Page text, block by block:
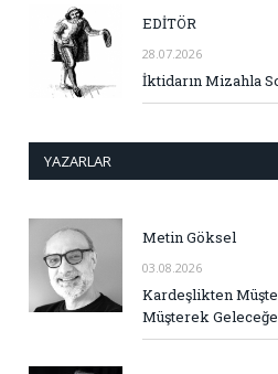
EDİTÖR
28.07.2026
İktidarın Mizahla
YAZARLAR
Metin Göksel
03.08.2026
Kardeşlikten
Müşterek Geleceğe